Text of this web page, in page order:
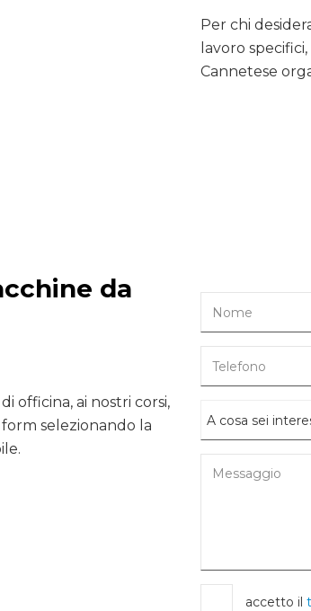
Per chi
lavoro
Cannetese
da
officina, ai nostri corsi,
selezionando la
accetto il